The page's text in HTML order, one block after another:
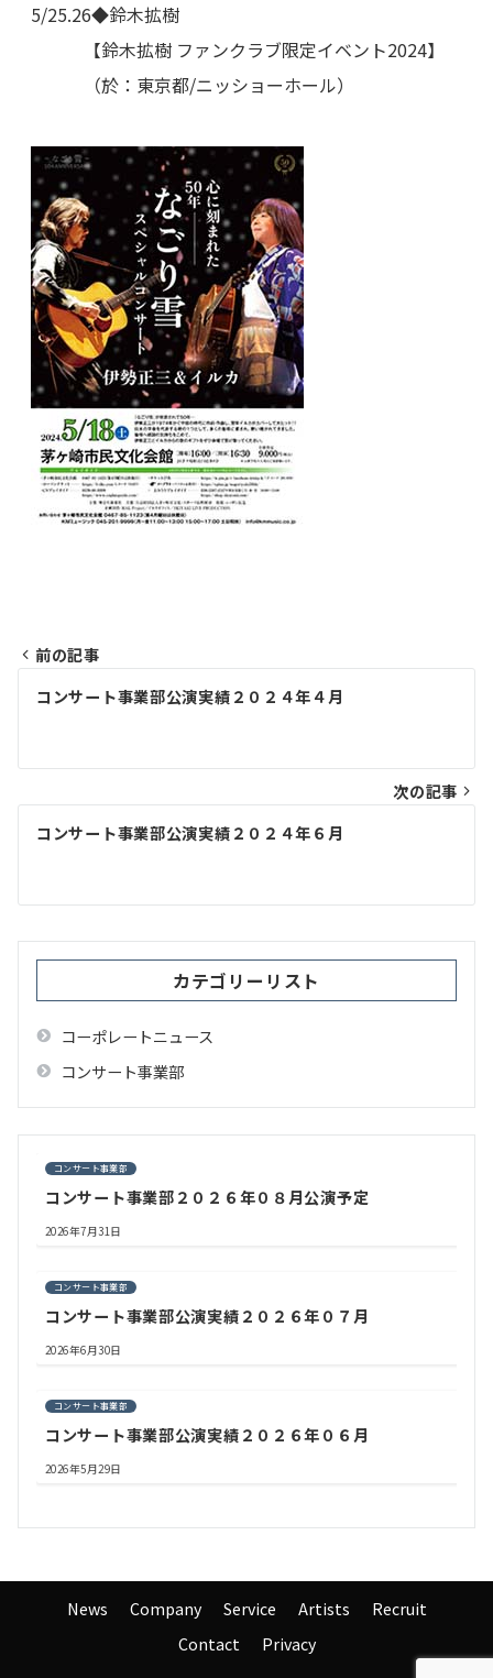
5/25.26◆鈴木拡樹
【鈴木拡樹 ファンクラブ限定イベント2024】
（於：東京都/ニッショーホール）
投
ナ
ビ
ゲ
シ
ョ
前の記事
コンサート事業部公演実績２０２４年４月
次の記事
コンサート事業部公演実績２０２４年６月
カテゴリーリスト
コーポレートニュース
コンサート事業部
コンサート事業部
コンサート事業部２０２６年０８月公演予定
2026年7月31日
コンサート事業部
コンサート事業部公演実績２０２６年０７月
2026年6月30日
コンサート事業部
コンサート事業部公演実績２０２６年０６月
2026年5月29日
News Company Service Artists
Recruit
Contact
Privacy